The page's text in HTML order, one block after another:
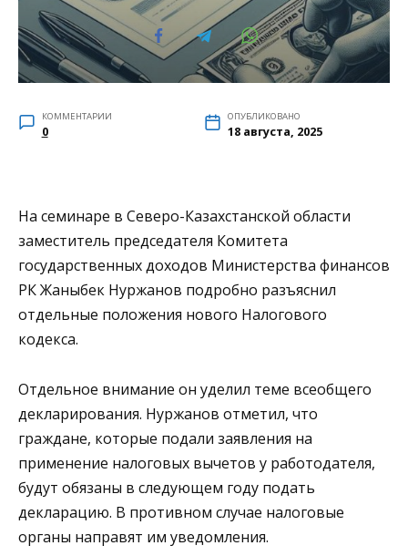
КОММЕНТАРИИ
0
ОПУБЛИКОВАНО
18 августа, 2025
На семинаре в Северо-Казахстанской области
заместитель председателя Комитета
государственных доходов Министерства финансов
РК Жаныбек Нуржанов подробно разъяснил
отдельные положения нового Налогового
кодекса.
Отдельное внимание он уделил теме всеобщего
декларирования. Нуржанов отметил, что
граждане, которые подали заявления на
применение налоговых вычетов у работодателя,
будут обязаны в следующем году подать
декларацию. В противном случае налоговые
органы направят им уведомления.